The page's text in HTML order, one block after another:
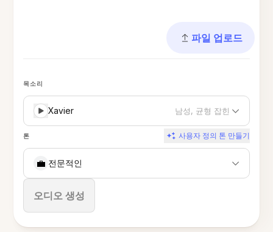
파일 업로드
목소리
Xavier 남성, 균형 잡힌
톤 사용자 정의 톤 만들기
💼 전문적인
오디오 생성
중지